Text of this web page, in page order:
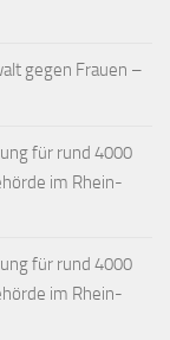
gegen Frauen –
für rund 4000
im Rhein-
für rund 4000
im Rhein-